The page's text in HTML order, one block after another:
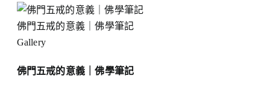
佛門五戒的意義｜佛學筆記
Gallery
佛門五戒的意義｜佛學筆記